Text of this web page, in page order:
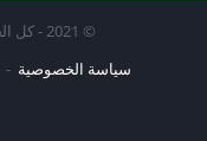
© 2021 - كل الحقوق محفوظة -
سياسة الخصوصية